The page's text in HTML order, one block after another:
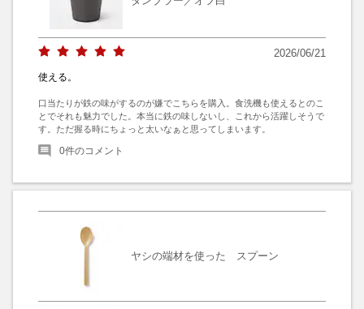
2026/06/21
使える。
口当たりが鉄の味がするのが嫌でこちらを購入。食洗機も使えるとのこ
とでそれも魅力でした。本当に鉄の味しないし、これから活躍しそうで
す。ただ握る時にちょっと太いなぁと思ってしまいます。
0件のコメント
ヤシの端材を使った スプーン